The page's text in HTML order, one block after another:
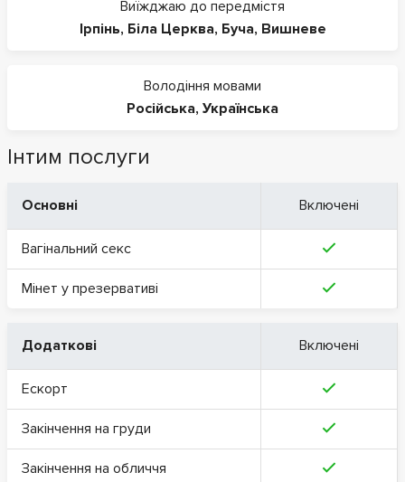
Виїжджаю до передмістя
Ірпінь, Біла Церква, Буча, Вишневе
Володіння мовами
Російська, Українська
Інтим послуги
Основні Включені
Вагінальний секс
Мінет у презервативі
Додаткові Включені
Ескорт
Закінчення на груди
Закінчення на обличчя